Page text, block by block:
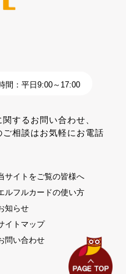
間：平日9:00～17:00
するお問い合わせ、
相談はお気軽にお電話
サイトをご覧の皆様へ
ルフルカードの使い方
知らせ
イトマップ
問い合わせ